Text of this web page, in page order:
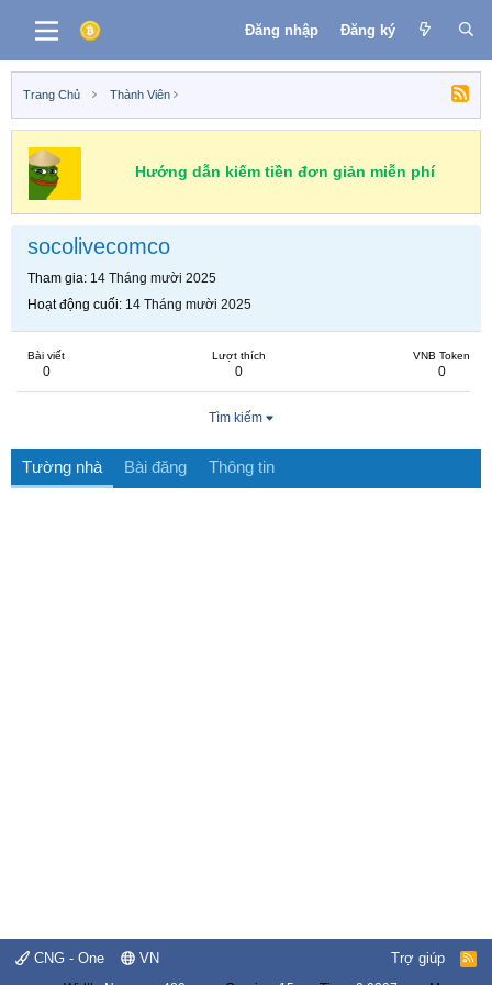
Đăng nhập Đăng ký
Trang Chủ Thành Viên
Hướng dẫn kiếm tiền đơn giản miễn phí
socolivecomco
Tham gia 14 Tháng mười 2025
Hoạt động cuối 14 Tháng mười 2025
Bài viết
0
Lượt thích
0
VNB Token
0
Tìm kiếm
Tường nhà Bài đăng Thông tin
CNG - One VN Trợ giúp
R